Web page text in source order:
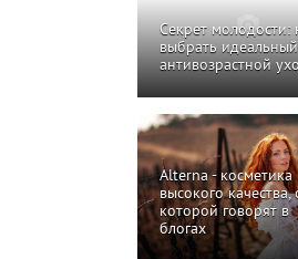
Секрет молодости:
выбрать идеальный
антивозрастной
Alterna - косметика
высокого качества,
которой говорят в
блогах